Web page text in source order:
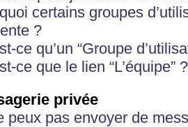
certains groupes
?
ce qu’un “Groupe
ce que le lien “L’équipe” ?
privée
peux pas envoyer de